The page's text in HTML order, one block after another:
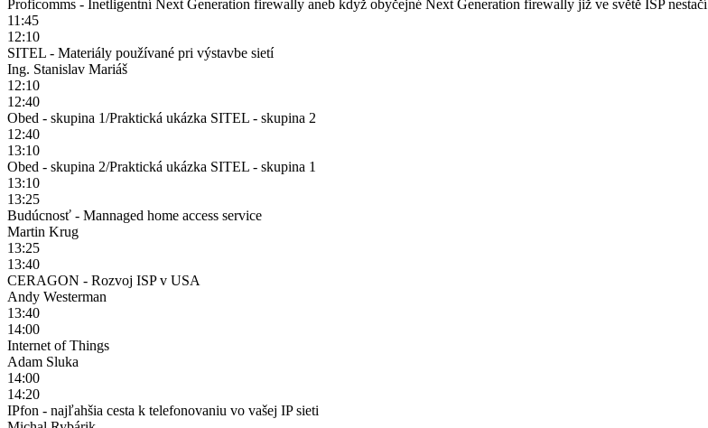
Proficomms - Inetligentní Next Generation firewally aneb když obyčejné Next Generation firewally již ve světě ISP nestačí
11:45
12:10
SITEL - Materiály používané pri výstavbe sietí
Ing. Stanislav Mariáš
12:10
12:40
Obed - skupina 1/Praktická ukázka SITEL - skupina 2
12:40
13:10
Obed - skupina 2/Praktická ukázka SITEL - skupina 1
13:10
13:25
Budúcnosť - Mannaged home access service
Martin Krug
13:25
13:40
CERAGON - Rozvoj ISP v USA
Andy Westerman
13:40
14:00
Internet of Things
Adam Sluka
14:00
14:20
IPfon - najľahšia cesta k telefonovaniu vo vašej IP sieti